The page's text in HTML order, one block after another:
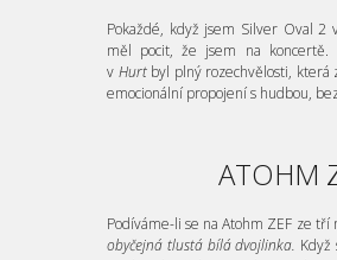
Pokaždé, když jsem Silver Oval 2
měl pocit, že jsem na koncertě.
v Hurt byl plný rozechvělosti, která
emocionální propojení s hudbou,
ATOHM
Podíváme-li se na Atohm ZEF ze
obyčejná tlustá bílá dvojlinka.